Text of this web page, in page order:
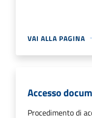
VAI ALLA PAGINA
Accesso
Procedimento di